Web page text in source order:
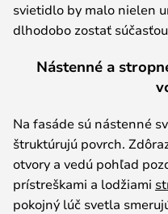
svietidlo by malo nielen
dlhodobo zostať
Nástenné a
Na fasáde sú nástenné
štruktúrujú povrch.
otvory a vedú pohľad
prístreškami a lodžiami
pokojný lúč svetla